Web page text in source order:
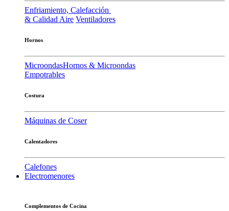
Enfriamiento, Calefacción
& Calidad Aire Ventiladores
Hornos
MicroondasHornos & Microondas
Empotrables
Costura
Máquinas de Coser
Calentadores
Calefones
Electromenores
Complementos de Cocina